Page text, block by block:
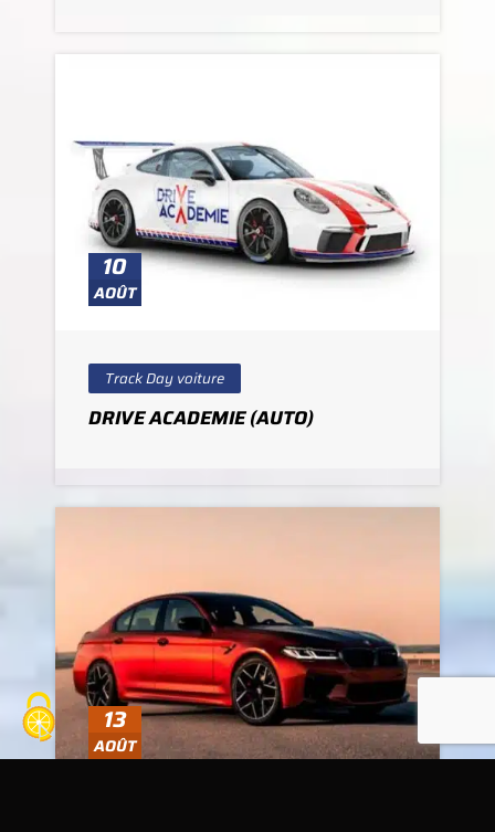
10
AOÛT
Track Day voiture
DRIVE ACADEMIE (AUTO)
13
AOÛT